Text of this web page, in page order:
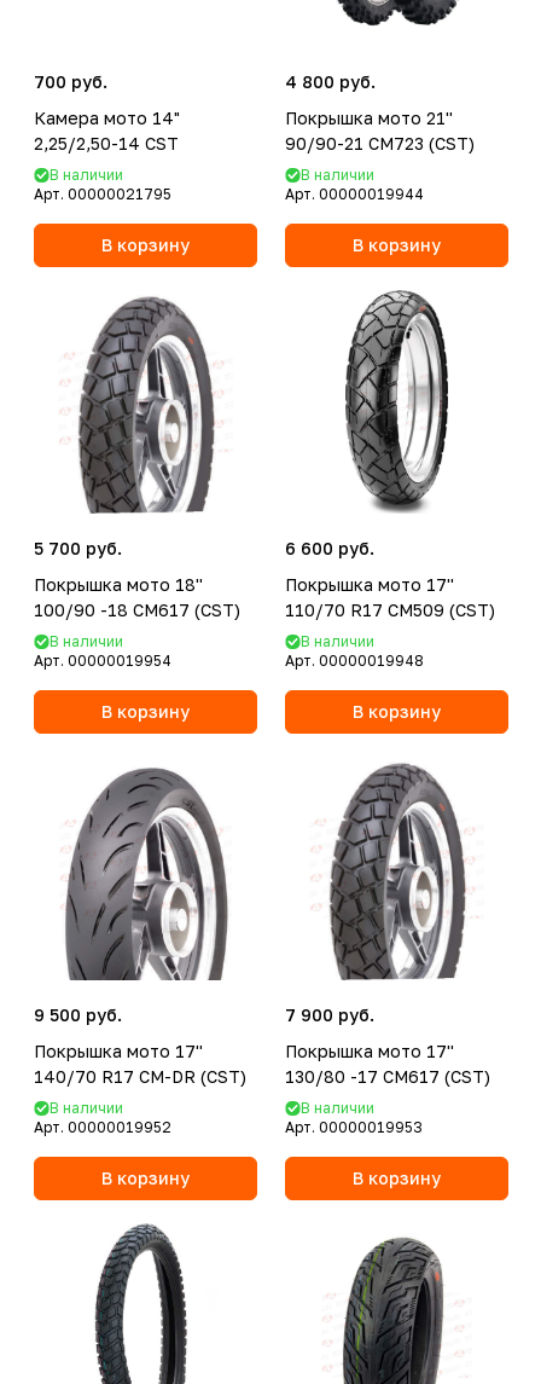
700 руб.
Камера мото 14"
2,25/2,50-14 CST
В наличии
Арт. 00000021795
В корзину
4 800 руб.
Покрышка мото 21''
90/90-21 CM723 (CST)
В наличии
Арт. 00000019944
В корзину
5 700 руб.
Покрышка мото 18''
100/90 -18 CM617 (CST)
В наличии
Арт. 00000019954
В корзину
6 600 руб.
Покрышка мото 17''
110/70 R17 CM509 (CST)
В наличии
Арт. 00000019948
В корзину
9 500 руб.
Покрышка мото 17''
140/70 R17 CM-DR (CST)
В наличии
Арт. 00000019952
В корзину
7 900 руб.
Покрышка мото 17''
130/80 -17 CM617 (CST)
В наличии
Арт. 00000019953
В корзину